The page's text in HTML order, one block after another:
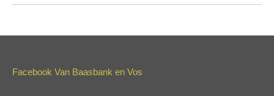
Facebook Van Baasbank en Vos